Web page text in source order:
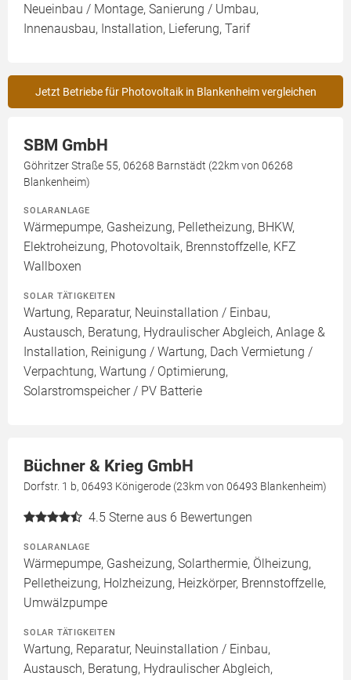
Neueinbau / Montage, Sanierung / Umbau,
Innenausbau, Installation, Lieferung, Tarif
Jetzt Betriebe für Photovoltaik in Blankenheim vergleichen
SBM GmbH
Göhritzer Straße 55, 06268 Barnstädt (22km von 06268
Blankenheim)
SOLARANLAGE
Wärmepumpe, Gasheizung, Pelletheizung, BHKW,
Elektroheizung, Photovoltaik, Brennstoffzelle, KFZ
Wallboxen
SOLAR TÄTIGKEITEN
Wartung, Reparatur, Neuinstallation / Einbau,
Austausch, Beratung, Hydraulischer Abgleich, Anlage &
Installation, Reinigung / Wartung, Dach Vermietung /
Verpachtung, Wartung / Optimierung,
Solarstromspeicher / PV Batterie
Büchner & Krieg GmbH
Dorfstr. 1 b, 06493 Königerode (23km von 06493 Blankenheim)
4.5 Sterne aus 6 Bewertungen
SOLARANLAGE
Wärmepumpe, Gasheizung, Solarthermie, Ölheizung,
Pelletheizung, Holzheizung, Heizkörper, Brennstoffzelle,
Umwälzpumpe
SOLAR TÄTIGKEITEN
Wartung, Reparatur, Neuinstallation / Einbau,
Austausch, Beratung, Hydraulischer Abgleich,